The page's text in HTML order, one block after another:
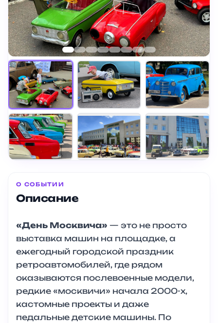
О СОБЫТИИ
Описание
«День Москвича» — это не просто
выставка машин на площадке, а
ежегодный городской праздник
ретроавтомобилей, где рядом
оказываются послевоенные модели,
редкие «москвичи» начала 2000-х,
кастомные проекты и даже
педальные детские машины. По